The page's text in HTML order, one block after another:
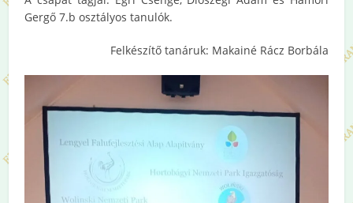
Gergő 7.b osztályos tanulók.
Felkészítő tanáruk: Makainé Rácz Borbála